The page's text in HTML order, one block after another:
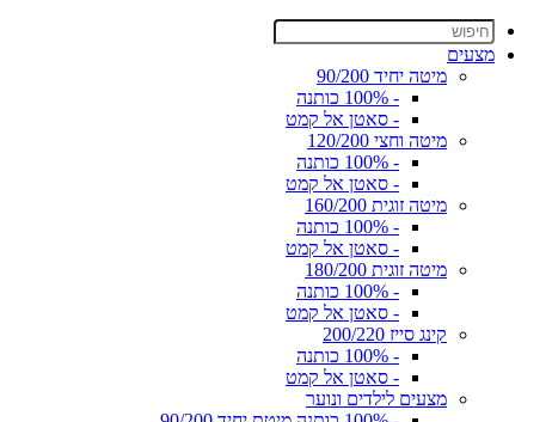
מצעים
מיטה יחיד 90/200
- 100% כותנה
- סאטן אל קמט
מיטה וחצי 120/200
- 100% כותנה
- סאטן אל קמט
מיטה זוגית 160/200
- 100% כותנה
- סאטן אל קמט
מיטה זוגית 180/200
- 100% כותנה
- סאטן אל קמט
קינג סייז 200/220
- 100% כותנה
- סאטן אל קמט
מצעים לילדים ונוער